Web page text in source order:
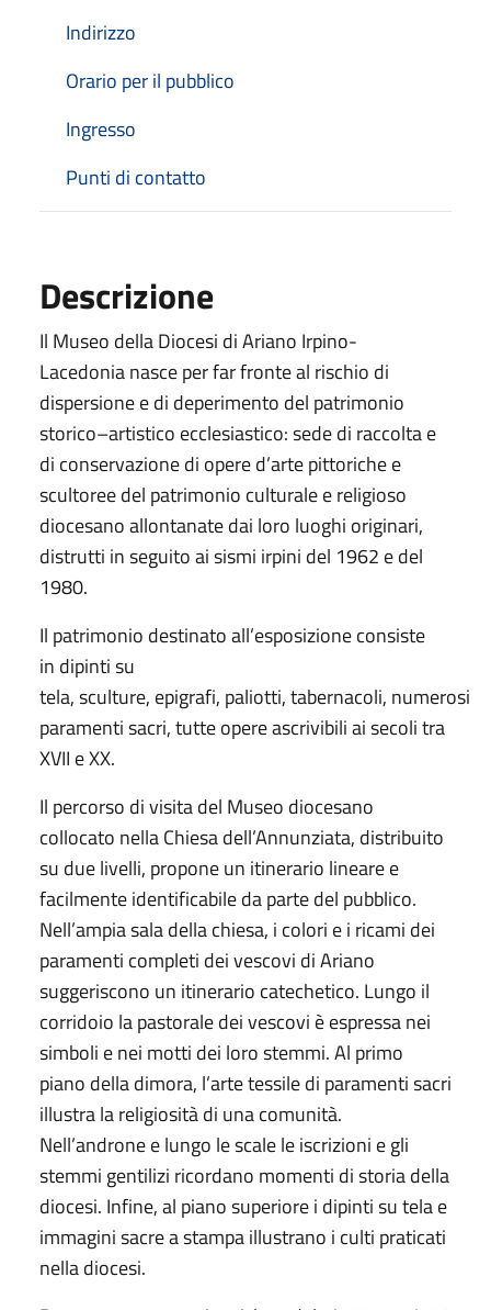
Indirizzo
Orario per il pubblico
Ingresso
Punti di contatto
Descrizione
Il Museo della Diocesi di Ariano Irpino-
Lacedonia nasce per far fronte al rischio di
dispersione e di deperimento del patrimonio
storico–artistico ecclesiastico: sede di raccolta e
di conservazione di opere d’arte pittoriche e
scultoree del patrimonio culturale e religioso
diocesano allontanate dai loro luoghi originari,
distrutti in seguito ai sismi irpini del 1962 e del
1980.
Il patrimonio destinato all’esposizione consiste
in dipinti su
tela, sculture, epigrafi, paliotti, tabernacoli, numerosi
paramenti sacri, tutte opere ascrivibili ai secoli tra
XVII e XX.
Il percorso di visita del Museo diocesano
collocato nella Chiesa dell’Annunziata, distribuito
su due livelli, propone un itinerario lineare e
facilmente identificabile da parte del pubblico.
Nell’ampia sala della chiesa, i colori e i ricami dei
paramenti completi dei vescovi di Ariano
suggeriscono un itinerario catechetico. Lungo il
corridoio la pastorale dei vescovi è espressa nei
simboli e nei motti dei loro stemmi. Al primo
piano della dimora, l’arte tessile di paramenti sacri
illustra la religiosità di una comunità.
Nell’androne e lungo le scale le iscrizioni e gli
stemmi gentilizi ricordano momenti di storia della
diocesi. Infine, al piano superiore i dipinti su tela e
immagini sacre a stampa illustrano i culti praticati
nella diocesi.